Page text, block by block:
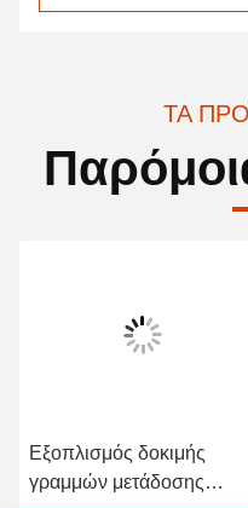
ΤΑ
Εξοπλισμός δοκιμής
γραμμών μετάδοσης